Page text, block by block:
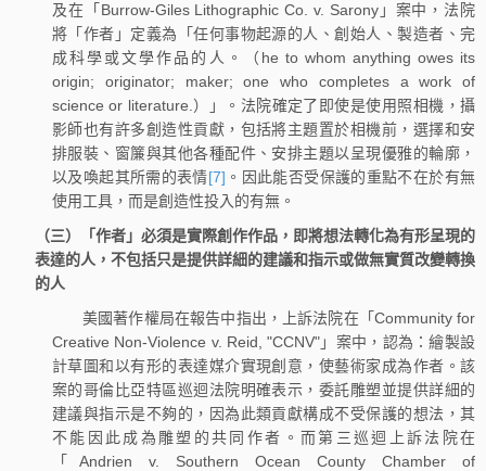
及在「Burrow-Giles Lithographic Co. v. Sarony」案中，法院
將「作者」定義為「任何事物起源的人、創始人、製造者、完
成科學或文學作品的人。（he to whom anything owes its
origin; originator; maker; one who completes a work of
science or literature.）」。法院確定了即使是使用照相機，攝
影師也有許多創造性貢獻，包括將主題置於相機前，選擇和安
排服裝、窗簾與其他各種配件、安排主題以呈現優雅的輪廓，
以及喚起其所需的表情[7] 。因此能否受保護的重點不在於有無
使用工具，而是創造性投入的有無。
（三）「作者」必須是實際創作作品，即將想法轉化為有形呈現的
表達的人，不包括只是提供詳細的建議和指示或做無實質改變轉換
的人
美國著作權局在報告中指出，上訴法院在「Community for
Creative Non-Violence v. Reid, "CCNV"」案中，認為：繪製設
計草圖和以有形的表達媒介實現創意，使藝術家成為作者。該
案的哥倫比亞特區巡迴法院明確表示，委託雕塑並提供詳細的
建議與指示是不夠的，因為此類貢獻構成不受保護的想法，其
不能因此成為雕塑的共同作者。而第三巡迴上訴法院在
「Andrien v. Southern Ocean County Chamber of